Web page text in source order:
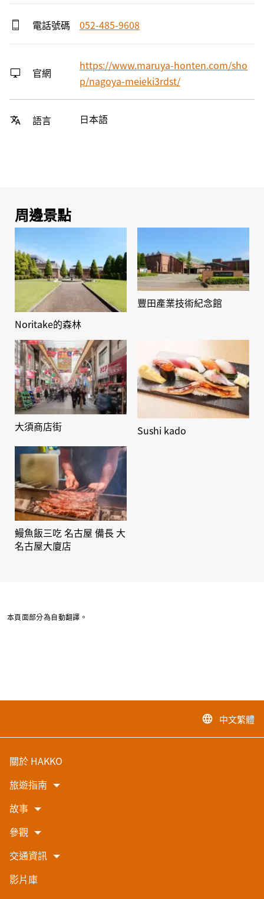
電話號碼 052-485-9608
官網
https://www.maruya-honten.com/sho
p/nagoya-meieki3rdst/
語言 日本語
周邊景點
Noritake的森林
豐田產業技術紀念館
大須商店街 Sushi kado
鰻魚飯三吃 名古屋 備長 大
名古屋大廈店
本頁面部分為自動翻譯。
language 中文繁體
關於 HAKKO
旅遊指南
故事
參觀
交通資訊
影片庫